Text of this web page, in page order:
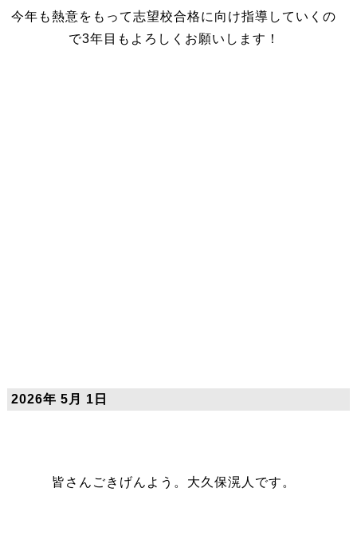
今年も熱意をもって志望校合格に向け指導していくの
で3年目もよろしくお願いします！
2026年 5月 1日
皆さんごきげんよう。大久保滉人です。